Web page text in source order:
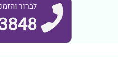
לברור